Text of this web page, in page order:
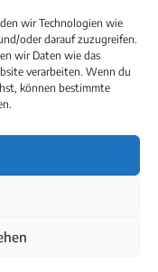
wir Technologien wie
oder darauf zuzugreifen.
wir Daten wie das
verarbeiten. Wenn du
können bestimmte